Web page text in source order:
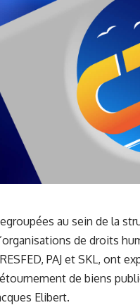
au sein de la
de droits
PAJ et SKL, ont
de biens
Elibert.